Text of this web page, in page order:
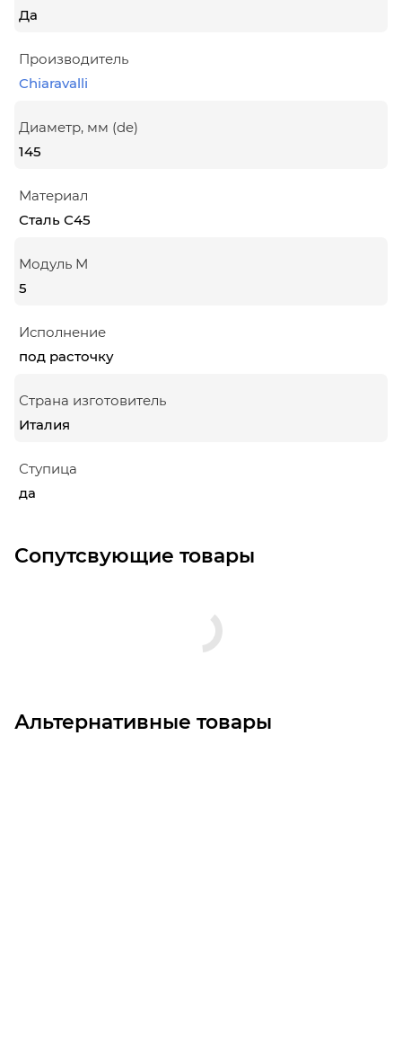
Да
Производитель
Chiaravalli
Диаметр, мм (de)
145
Материал
Сталь С45
Модуль М
5
Исполнение
под расточку
Страна изготовитель
Италия
Ступица
да
Сопутсвующие товары
Альтернативные товары